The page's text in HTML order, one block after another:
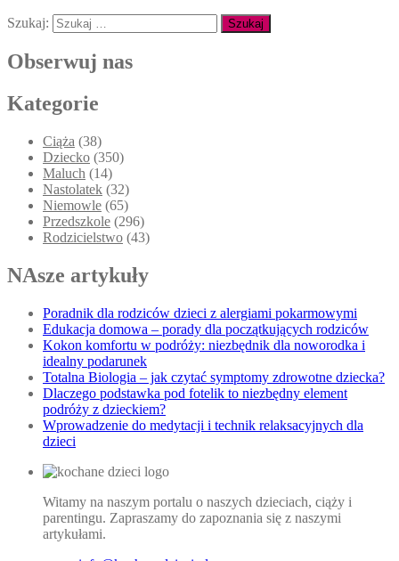
Szukaj:
Obserwuj nas
Kategorie
Ciąża (38)
Dziecko (350)
Maluch (14)
Nastolatek (32)
Niemowle (65)
Przedszkole (296)
Rodzicielstwo (43)
NAsze artykuły
Poradnik dla rodziców dzieci z alergiami pokarmowymi
Edukacja domowa – porady dla początkujących rodziców
Kokon komfortu w podróży: niezbędnik dla noworodka i
idealny podarunek
Totalna Biologia – jak czytać symptomy zdrowotne dziecka?
Dlaczego podstawka pod fotelik to niezbędny element
podróży z dzieckiem?
Wprowadzenie do medytacji i technik relaksacyjnych dla
dzieci
Witamy na naszym portalu o naszych dzieciach, ciąży i
parentingu. Zapraszamy do zapoznania się z naszymi
artykułami.